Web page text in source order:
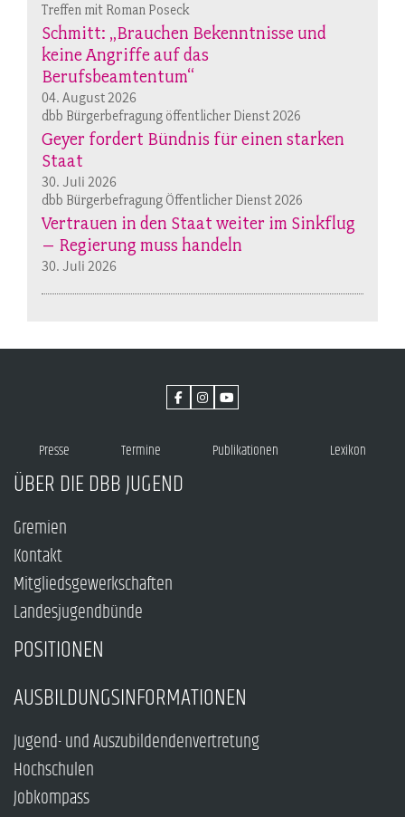
Treffen mit Roman Poseck
Schmitt: „Brauchen Bekenntnisse und
keine Angriffe auf das
Berufsbeamtentum“
04. August 2026
dbb Bürgerbefragung öffentlicher Dienst 2026
Geyer fordert Bündnis für einen starken
Staat
30. Juli 2026
dbb Bürgerbefragung Öffentlicher Dienst 2026
Vertrauen in den Staat weiter im Sinkflug
– Regierung muss handeln
30. Juli 2026
Presse Termine Publikationen Lexikon
ÜBER DIE DBB JUGEND
Gremien
Kontakt
Mitgliedsgewerkschaften
Landesjugendbünde
POSITIONEN
AUSBILDUNGSINFORMATIONEN
Jugend- und Auszubildendenvertretung
Hochschulen
Jobkompass